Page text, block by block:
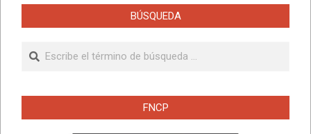
BÚSQUEDA
Buscar
FNCP